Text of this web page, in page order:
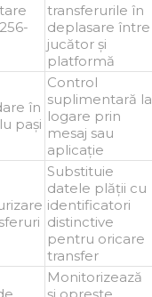
transferurile în
deplasare între
jucător și
platformă
în
pași
Control
suplimentară la
logare prin
mesaj sau
aplicație
Substituie
datele plății cu
identificatori
distinctive
pentru oricare
transfer
Monitorizează